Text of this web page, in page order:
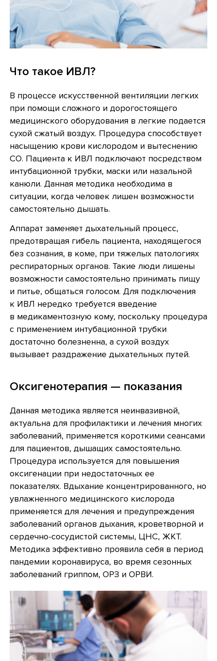
Что такое ИВЛ?
В процессе искусственной вентиляции легких
при помощи сложного и дорогостоящего
медицинского оборудования в легкие подается
сухой сжатый воздух. Процедура способствует
насыщению крови кислородом и вытеснению
СО. Пациента к ИВЛ подключают посредством
интубационной трубки, маски или назальной
канюли. Данная методика необходима в
ситуации, когда человек лишен возможности
самостоятельно дышать.
Аппарат заменяет дыхательный процесс,
предотвращая гибель пациента, находящегося
без сознания, в коме, при тяжелых патологиях
респираторных органов. Такие люди лишены
возможности самостоятельно принимать пищу
и питье, общаться голосом. Для подключения
к ИВЛ нередко требуется введение
в медикаментозную кому, поскольку процедура
с применением интубационной трубки
достаточно болезненна, а сухой воздух
вызывает раздражение дыхательных путей.
Оксигенотерапия — показания
Данная методика является неинвазивной,
актуальна для профилактики и лечения многих
заболеваний, применяется короткими сеансами
для пациентов, дышащих самостоятельно.
Процедура используется для повышения
оксигенации при недостаточных ее
показателях. Вдыхание концентрированного, но
увлажненного медицинского кислорода
применяется для лечения и предупреждения
заболеваний органов дыхания, кроветворной и
сердечно-сосудистой системы, ЦНС, ЖКТ.
Методика эффективно проявила себя в период
пандемии коронавируса, во время сезонных
заболеваний гриппом, ОРЗ и ОРВИ.